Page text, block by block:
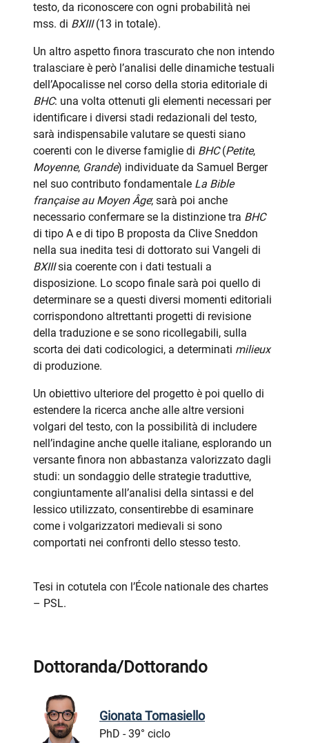
testo, da riconoscere con ogni probabilità nei
mss. di BXIII(13 in totale).
Un altro aspetto finora trascurato che non intendo
tralasciare è però l’analisi delle dinamiche testuali
dell’Apocalisse nel corso della storia editoriale di
BHC: una volta ottenuti gli elementi necessari per
identificare i diversi stadi redazionali del testo,
sarà indispensabile valutare se questi siano
coerenti con le diverse famiglie di BHC(Petite,
Moyenne, Grande) individuate da Samuel Berger
nel suo contributo fondamentale La Bible
française au Moyen Âge; sarà poi anche
necessario confermare se la distinzione tra BHC
di tipo A e di tipo B proposta da Clive Sneddon
nella sua inedita tesi di dottorato sui Vangeli di
BXIIIsia coerente con i dati testuali a
disposizione. Lo scopo finale sarà poi quello di
determinare se a questi diversi momenti editoriali
corrispondono altrettanti progetti di revisione
della traduzione e se sono ricollegabili, sulla
scorta dei dati codicologici, a determinati milieux
di produzione.
Un obiettivo ulteriore del progetto è poi quello di
estendere la ricerca anche alle altre versioni
volgari del testo, con la possibilità di includere
nell’indagine anche quelle italiane, esplorando un
versante finora non abbastanza valorizzato dagli
studi: un sondaggio delle strategie traduttive,
congiuntamente all’analisi della sintassi e del
lessico utilizzato, consentirebbe di esaminare
come i volgarizzatori medievali si sono
comportati nei confronti dello stesso testo.
Tesi in cotutela con l’École nationale des chartes
– PSL.
Dottoranda/Dottorando
Gionata Tomasiello
PhD - 39° ciclo